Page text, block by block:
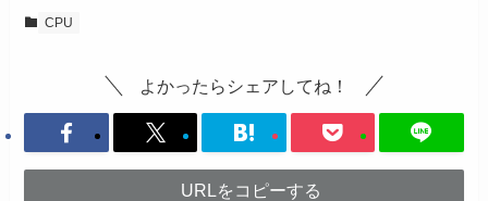
CPU
よかったらシェアしてね！
URLをコピーする